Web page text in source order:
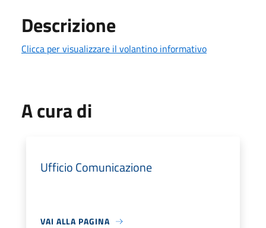
Descrizione
Clicca per visualizzare il volantino informativo
A cura di
Ufficio Comunicazione
VAI ALLA PAGINA